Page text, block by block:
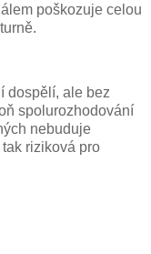
poškozuje celou
dospělí, ale bez
spolurozhodování
nebuduje
riziková pro